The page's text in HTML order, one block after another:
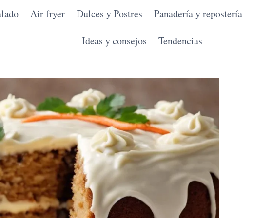
Air fryer Dulces y Postres Panadería y repostería
Ideas y consejos Tendencias